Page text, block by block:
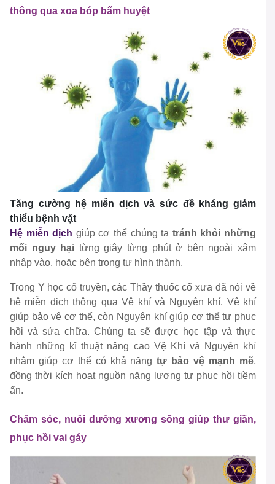
thông qua xoa bóp bấm huyệt
Tăng cường hệ miễn dịch và sức đề kháng giảm
thiểu bệnh vặt
Hệ miễn dịch giúp cơ thể chúng ta tránh khỏi những
mối nguy hại từng giây từng phút ở bên ngoài xâm
nhập vào, hoặc bên trong tự hình thành.
Trong Y học cổ truyền, các Thầy thuốc cổ xưa đã nói về
hệ miễn dịch thông qua Vệ khí và Nguyên khí. Vệ khí
giúp bảo vệ cơ thể, còn Nguyên khí giúp cơ thể tự phục
hồi và sửa chữa. Chúng ta sẽ được học tập và thực
hành những kĩ thuật nâng cao Vệ Khí và Nguyên khí
nhằm giúp cơ thể có khả năng tự bảo vệ mạnh mẽ,
đồng thời kích hoạt nguồn năng lượng tự phục hồi tiềm
ẩn.
Chăm sóc, nuôi dưỡng xương sống giúp thư giãn,
phục hồi vai gáy